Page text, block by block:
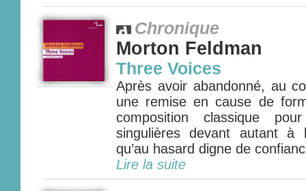
Chronique
Morton Feldman
Three Voices
Après avoir abandonné, au
une remise en cause de
composition classique
singulières devant autant à
qu’au hasard digne de
Lire la suite